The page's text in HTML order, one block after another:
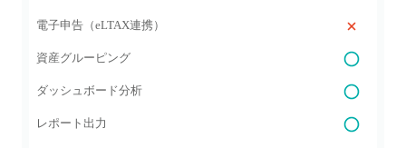
電子申告（eLTAX連携）
資産グルーピング
ダッシュボード分析
レポート出力